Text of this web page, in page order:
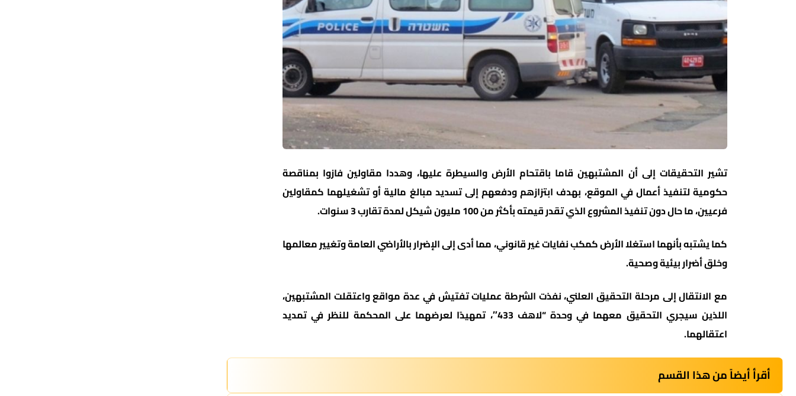
تشير التحقيقات إلى أن المشتبهين قاما باقتحام الأرض والسيطرة عليها، وهددا مقاولين فازوا بمناقصة
حكومية لتنفيذ أعمال في الموقع، بهدف ابتزازهم ودفعهم إلى تسديد مبالغ مالية أو تشغيلهما كمقاولين
فرعيين، ما حال دون تنفيذ المشروع الذي تقدر قيمته بأكثر من 100 مليون شيكل لمدة تقارب 3 سنوات.
كما يشتبه بأنهما استغلا الأرض كمكب نفايات غير قانوني، مما أدى إلى الإضرار بالأراضي العامة وتغيير معالمها
وخلق أضرار بيئية وصحية.
مع الانتقال إلى مرحلة التحقيق العلني، نفذت الشرطة عمليات تفتيش في عدة مواقع واعتقلت المشتبهين،
اللذين سيجري التحقيق معهما في وحدة “لاهف 433″، تمهيدًا لعرضهما على المحكمة للنظر في تمديد
اعتقالهما.
أقرأ أيضاً من هذا القسم